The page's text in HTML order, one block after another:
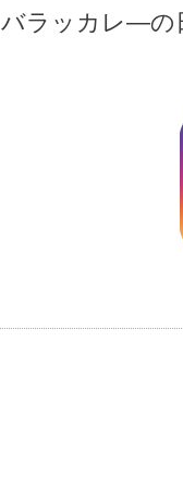
バラッカレ―の